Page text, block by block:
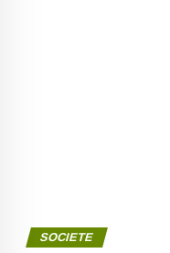
SOCIETE